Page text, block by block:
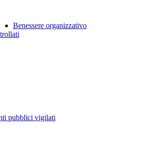
Benessere organizzativo
pubblici vigilati